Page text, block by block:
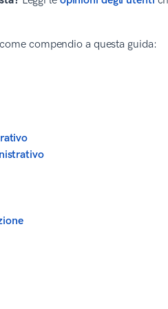
compendio a questa guida: